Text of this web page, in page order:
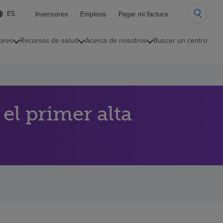
Inversores Empleos Pagar mi factura
Recursos de salud Acerca de nosotros Buscar un centro
primer alta